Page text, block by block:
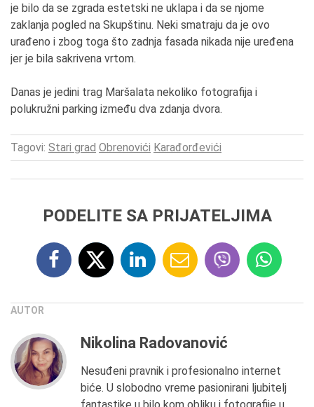
je bilo da se zgrada estetski ne uklapa i da se njome
zaklanja pogled na Skupštinu. Neki smatraju da je ovo
urađeno i zbog toga što zadnja fasada nikada nije uređena
jer je bila sakrivena vrtom.
Danas je jedini trag Maršalata nekoliko fotografija i
polukružni parking između dva zdanja dvora.
Tagovi: Stari grad Obrenovići Karađorđevići
PODELITE SA PRIJATELJIMA
AUTOR
Nikolina Radovanović
Nesuđeni pravnik i profesionalno internet
biće. U slobodno vreme pasionirani ljubitelj